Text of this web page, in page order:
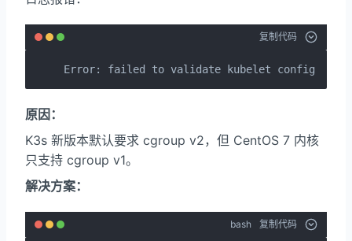
复制代码
Error: failed to validate kubelet
原因：
K3s 新版本默认要求 cgroup v2，但 CentOS 7 内核
只支持 cgroup v1。
解决方案：
bash 复制代码